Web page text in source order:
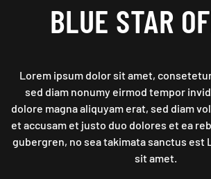
BLUE STAR
Lorem ipsum dolor sit amet,
sed diam nonumy eirmod tempor
dolore magna aliquyam erat, sed diam
et accusam et justo duo dolores et ea
gubergren, no sea takimata sanctus est
sit amet.